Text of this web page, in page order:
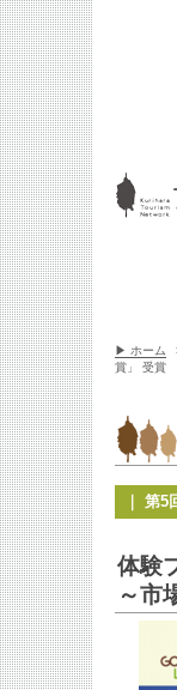
▶ ホーム
賞」 受賞
｜ 第
体験
～市